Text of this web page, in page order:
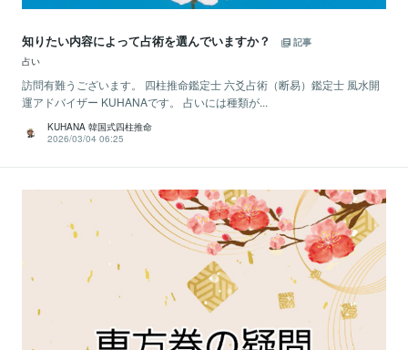
知りたい内容によって占術を選んでいますか？
記事
占い
訪問有難うございます。 四柱推命鑑定士 六爻占術（断易）鑑定士 風水開
運アドバイザー KUHANAです。 占いには種類が...
KUHANA 韓国式四柱推命
2026/03/04 06:25